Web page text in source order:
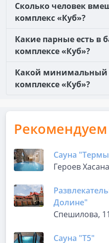
Сколько человек
комплекс «Куб»?
Какие парные есть в
комплексе «Куб»?
Какой минимальный
комплексе «Куб»?
Сауна
Героев
Долине"
Спешилова,
Сауна "Т5"